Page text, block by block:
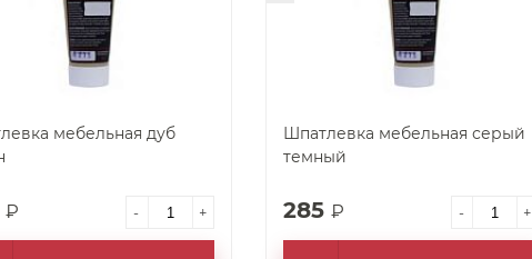
мебельная дуб
₽ - +
Шпатлевка мебельная серый
темный
285 ₽ - +